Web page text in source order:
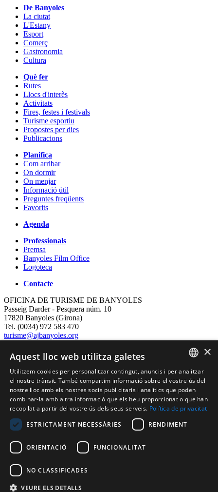
De Banyoles
La ciutat
L'Estany
Esport
Comerç
Gastronomia
Cultura
Què fer
Rutes
Llocs d'interès
Activitats
Fires, festes i festivals
Turisme esportiu
Propostes per dies
Publicacions
Planifica
Com arribar
On dormir
On menjar
Informació útil
Preguntes freqüents
Favorits
Agenda
Professionals
Premsa
Banyoles Film Office
Logoteca
Contacte
OFICINA DE TURISME DE BANYOLES
Passeig Darder - Pesquera núm. 10
17820 Banyoles (Girona)
Tel. (0034) 972 583 470
turisme@ajbanyoles.org
Segueix-nos
Amb el suport de:
CATALAN
ENGLISH
FRENCH
SPANISH
×
Aquest lloc web utilitza galetes
Utilitzem cookies per personalitzar contingut, anuncis i per analitzar
el nostre trànsit. També compartim informació sobre el vostre ús del
nostre lloc amb els nostres socis publicitaris i analítics que poden
combinar-la amb altra informació que els heu proporcionat o que han
recopilat a partir del vostre ús dels seus serveis. Política de privacitat
ESTRICTAMENT NECESSÀRIES
RENDIMENT
ORIENTACIÓ FUNCIONALITAT
NO CLASSIFICADES
VEURE ELS DETALLS